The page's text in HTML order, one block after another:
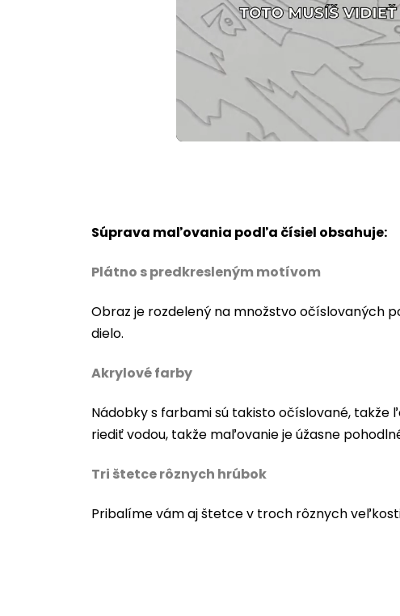
Unmute Loaded
100.00%
Súprava maľovania podľa čísiel obsahuje:
Plátno s predkresleným motívom
Obraz je rozdelený na množstvo očíslovaných
dielo.
Akrylové farby
Nádobky s farbami sú takisto očíslované,
riediť vodou, takže maľovanie je úžasne
Tri štetce rôznych hrúbok
Pribalíme vám aj štetce v troch rôznych